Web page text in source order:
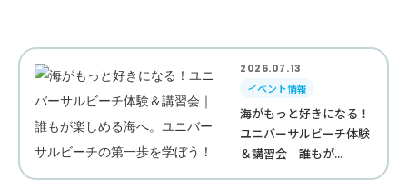
2026.07.13
イベント情報
海がもっと好きになる！
ユニバーサルビーチ体験
＆講習会｜誰もが...